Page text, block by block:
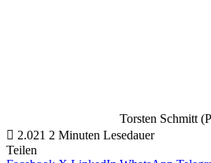
Torsten Schmitt
2.021 2 Minuten Lesedauer
Teilen